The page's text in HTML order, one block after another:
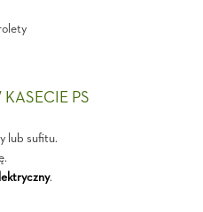
PS
lub sufitu.
.